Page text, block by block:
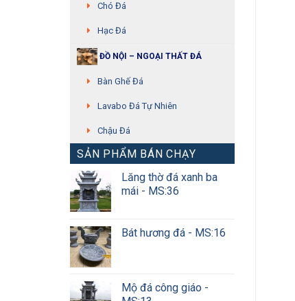
Chó Đá
Hạc Đá
ĐỒ NỘI – NGOẠI THẤT ĐÁ
Bàn Ghế Đá
Lavabo Đá Tự Nhiên
Chậu Đá
SẢN PHẨM BÁN CHẠY
Lăng thờ đá xanh ba
mái - MS:36
Bát hương đá - MS:16
Mộ đá công giáo -